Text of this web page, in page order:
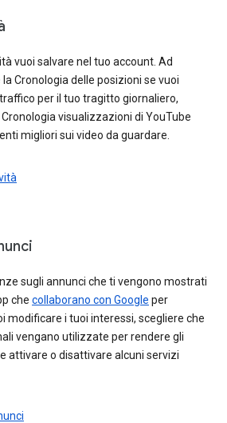
vuoi salvare nel tuo account. Ad
Cronologia delle posizioni se vuoi
per il tuo tragitto giornaliero,
visualizzazioni di YouTube
migliori sui video da guardare.
sugli annunci che ti vengono mostrati
che collaborano con Google per
modificare i tuoi interessi, scegliere che
vengano utilizzate per rendere gli
attivare o disattivare alcuni servizi